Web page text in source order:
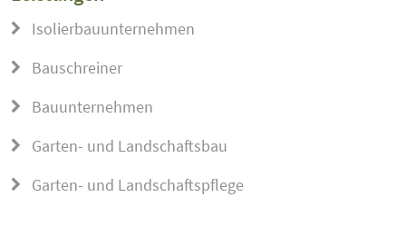
Isolierbauunternehmen
Bauschreiner
Bauunternehmen
Garten- und Landschaftsbau
Garten- und Landschaftspflege